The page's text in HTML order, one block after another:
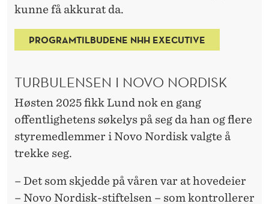
kunne få akkurat da.
PROGRAMTILBUDENE NHH EXECUTIVE
TURBULENSEN I NOVO NORDISK
Høsten 2025 fikk Lund nok en gang
offentlighetens søkelys på seg da han og flere
styremedlemmer i Novo Nordisk valgte å
trekke seg.
– Det som skjedde på våren var at hovedeier
– Novo Nordisk-stiftelsen – som kontrollerer